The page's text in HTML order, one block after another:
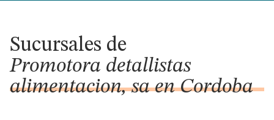
Sucursales de
Promotora detallistas
alimentacion, sa en Cordoba